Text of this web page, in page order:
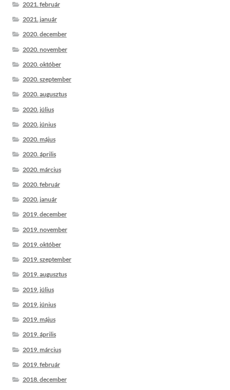
2021. február
2021. január
2020. december
2020. november
2020. október
2020. szeptember
2020. augusztus
2020. július
2020. június
2020. május
2020. április
2020. március
2020. február
2020. január
2019. december
2019. november
2019. október
2019. szeptember
2019. augusztus
2019. július
2019. június
2019. május
2019. április
2019. március
2019. február
2018. december